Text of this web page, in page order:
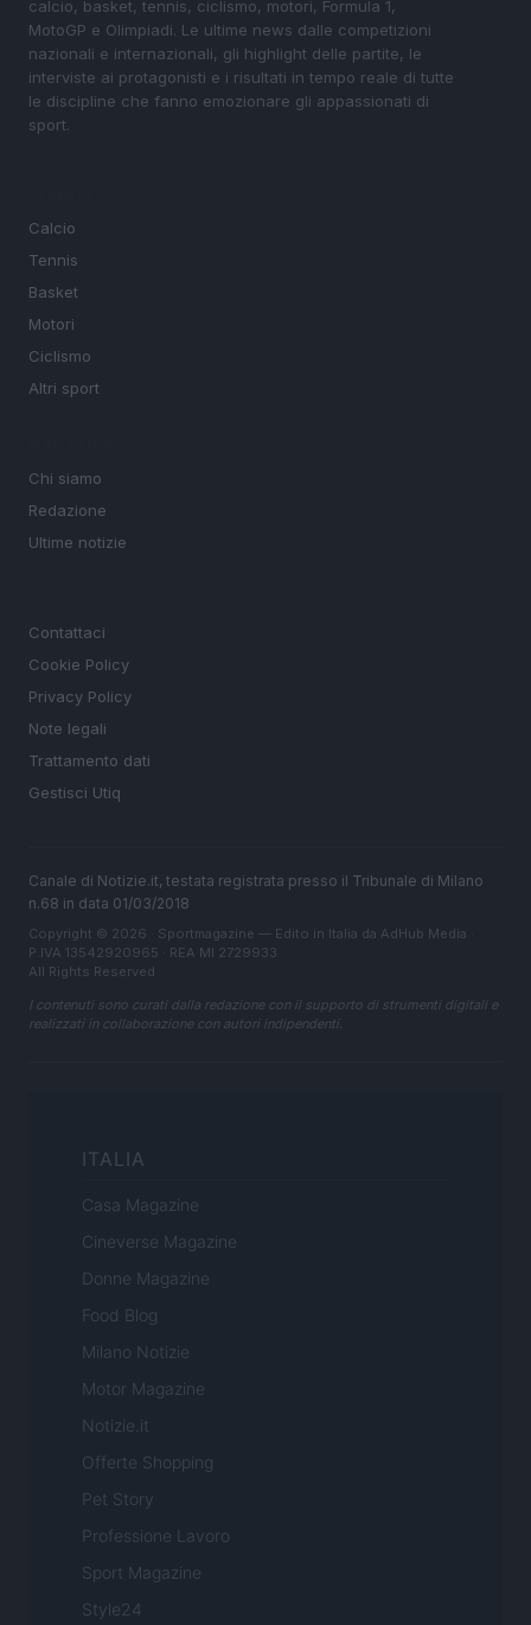
calcio, basket, tennis, ciclismo, motori, Formula 1,
MotoGP e Olimpiadi. Le ultime news dalle competizioni
nazionali e internazionali, gli highlight delle partite, le
interviste ai protagonisti e i risultati in tempo reale di tutte
le discipline che fanno emozionare gli appassionati di
sport.
Calcio
Tennis
Basket
Motori
Ciclismo
Altri sport
Chi siamo
Redazione
Ultime notizie
Contattaci
Cookie Policy
Privacy Policy
Note legali
Trattamento dati
Gestisci Utiq
Canale di Notizie.it, testata registrata presso il Tribunale di Milano
n.68 in data 01/03/2018
Copyright © 2026 · Sportmagazine — Edito in Italia da AdHub Media
P.IVA 13542920965 · REA MI 2729933
All Rights Reserved
I contenuti sono curati dalla redazione con il supporto di strumenti digitali e
realizzati in collaborazione con autori indipendenti.
ITALIA
Casa Magazine
Cineverse Magazine
Donne Magazine
Food Blog
Milano Notizie
Motor Magazine
Notizie.it
Offerte Shopping
Pet Story
Professione Lavoro
Sport Magazine
Style24